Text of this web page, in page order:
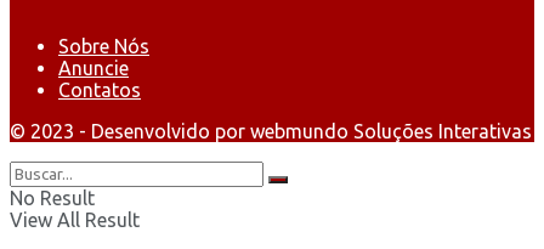
Sobre Nós
Anuncie
Contatos
© 2023 - Desenvolvido por webmundo Soluções Interativas
No Result
View All Result